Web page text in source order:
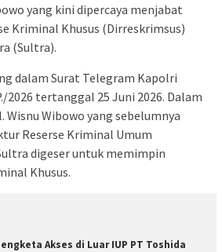
yang kini dipercaya menjabat
Kriminal Khusus (Dirreskrimsus)
(Sultra).
dalam Surat Telegram Kapolri
2026 tertanggal 25 Juni 2026. Dalam
Wibowo yang sebelumnya
Reserse Kriminal Umum
digeser untuk memimpin
Khusus.
Akses di Luar IUP PT Toshida